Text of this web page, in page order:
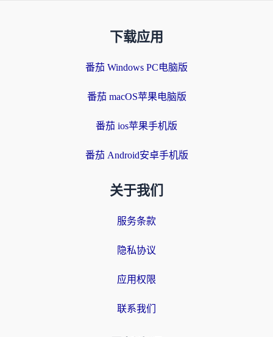
下载应用
番茄 Windows PC电脑版
番茄 macOS苹果电脑版
番茄 ios苹果手机版
番茄 Android安卓手机版
关于我们
服务条款
隐私协议
应用权限
联系我们